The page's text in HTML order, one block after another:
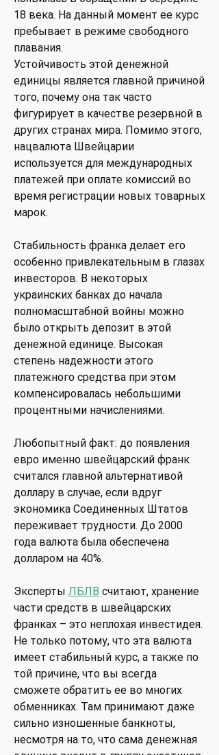
18 века. На данный момент ее курс
пребывает в режиме свободного
плавания.
Устойчивость этой денежной
единицы является главной причиной
того, почему она так часто
фигурирует в качестве резервной в
других странах мира. Помимо этого,
нацвалюта Швейцарии
используется для международных
платежей при оплате комиссий во
время регистрации новых товарных
марок.
Стабильность франка делает его
особенно привлекательным в глазах
инвесторов. В некоторых
украинских банках до начала
полномасштабной войны можно
было открыть депозит в этой
денежной единице. Высокая
степень надежности этого
платежного средства при этом
компенсировалась небольшими
процентными начислениями.
Любопытный факт: до появления
евро именно швейцарский франк
считался главной альтернативой
доллару в случае, если вдруг
экономика Соединенных Штатов
переживает трудности. До 2000
года валюта была обеспечена
долларом на 40%.
Эксперты ЛБЛВ считают, хранение
части средств в швейцарских
франках – это неплохая инвестидея.
Не только потому, что эта валюта
имеет стабильный курс, а также по
той причине, что вы всегда
сможете обратить ее во многих
обменниках. Там принимают даже
сильно изношенные банкноты,
несмотря на то, что сама денежная